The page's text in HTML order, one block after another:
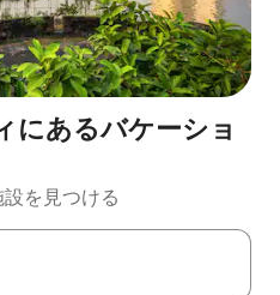
にあるバケーショ
を見つける
下の矢印キーを使って移動するか